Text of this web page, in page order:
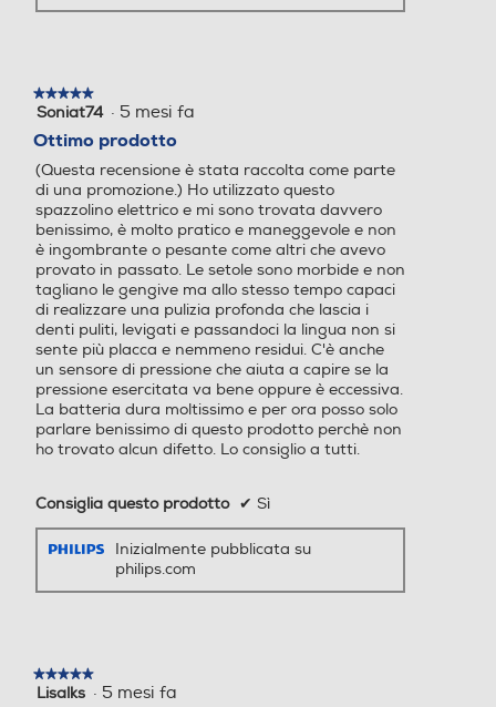
Batteria
Autonomia (da co
mpletamente cari
ca a scarica)
Consumo energeti
co
Standby senza displa
y <0,5 W (raggiunto a
utomaticamente entr
o 1 minuto)
Modalità
Clean
Per un'eccezionale pul
Intensità
Bassa
r la sostituzione, ti saluta q
ralasciare le zone difficili da
raggiungere 5 MODALITÀ I
NTELLIGENTI per personali
zzare il tuo spazzolamento:
Pulizia quotidiana, Denti se
nsibili, Protezione gengive,
Pulizia profonda, Sbiancant
e IL SENSORE DI PRESSIO
NE INTELLIGENTE migliorat
o ti avvisa co
Altezza-mm Altezza-mm
Larghezza-mm Larghezza-mm
★★★★★
★★★★★
5
5
stelle.
Soniat74 · 5 mesi fa
Ottimo prodotto
(Questa recensione è stata raccolta come parte
di una promozione.) Ho utilizzato questo
spazzolino elettrico e mi sono trovata davvero
benissimo, è molto pratico e maneggevole e non
è ingombrante o pesante come altri che avevo
provato in passato. Le setole sono morbide e non
tagliano le gengive ma allo stesso tempo capaci
di realizzare una pulizia profonda che lascia i
denti puliti, levigati e passandoci la lingua non si
sente più placca e nemmeno residui. C'è anche
un sensore di pressione che aiuta a capire se la
pressione esercitata va bene oppure è eccessiva.
La batteria dura moltissimo e per ora posso solo
parlare benissimo di questo prodotto perchè non
ho trovato alcun difetto. Lo consiglio a tutti.
Consiglia questo prodotto ✔ Sì
Inizialmente pubblicata su
philips.com
★★★★★
★★★★★
5Lisalks · 5 mesi fa